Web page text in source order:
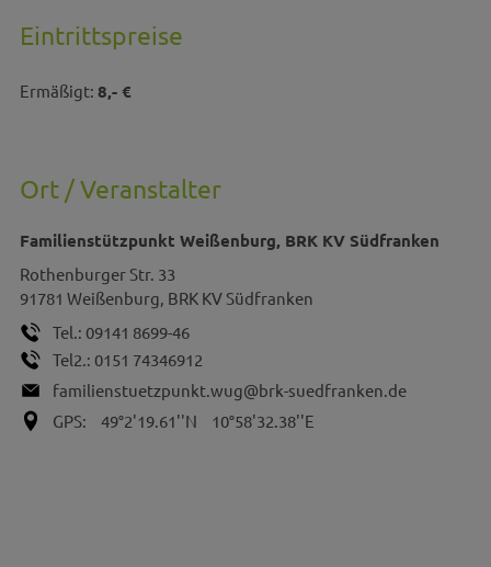
Eintrittspreise
Ermäßigt: 8,- €
Ort / Veranstalter
Familienstützpunkt Weißenburg, BRK KV Südfranken
Rothenburger Str. 33
91781 Weißenburg, BRK KV Südfranken
Tel.: 09141 8699-46
Tel2.: 0151 74346912
familienstuetzpunkt.wug@brk-suedfranken.de
GPS:
49°2'19.61''N 10°58'32.38''E